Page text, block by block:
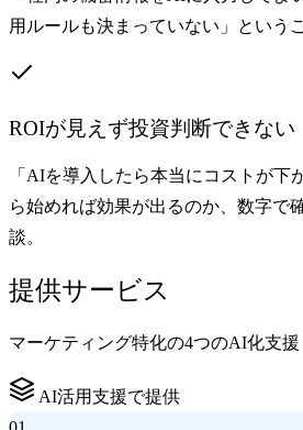
用ルールも決まっていない」という
ROIが見えず投資判断できない
「AIを導入したら本当にコストが下
ら始めれば効果が出るのか、数字で
談。
提供サービス
マーケティング特化の4つのAI化支援
AI活用支援で提供